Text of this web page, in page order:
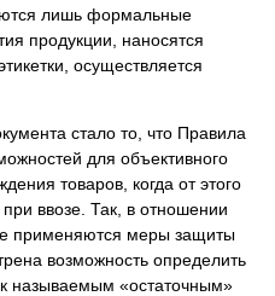
лишь формальные
продукции, наносятся
осуществляется
стало то, что Правила
для объективного
товаров, когда от этого
ввозе. Так, в отношении
применяются меры защиты
возможность определить
называемым «остаточным»